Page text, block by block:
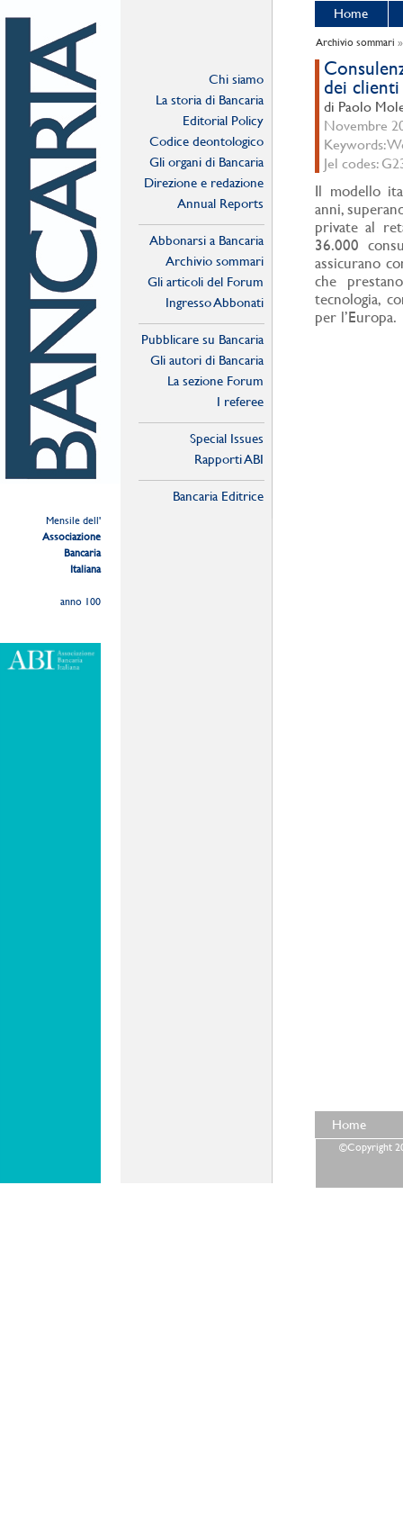
Mensile dell'
Associazione
Bancaria
Italiana
anno 100
Chi siamo
La storia di Bancaria
Editorial Policy
Codice deontologico
Gli organi di Bancaria
Direzione e redazione
Annual Reports
Abbonarsi a Bancaria
Archivio sommari
Gli articoli del Forum
Ingresso Abbonati
Pubblicare su Bancaria
Gli autori di Bancaria
La sezione Forum
I referee
Special Issues
Rapporti ABI
Bancaria Editrice
Home
Archivio sommari
dei clienti
di Paolo
Novembre
Keywords:
Jel codes:
Il modello
anni,
private al
36.000
assicurano
che
tecnologia,
per l’Europa.
Home
©Copyright